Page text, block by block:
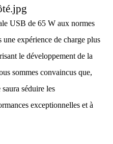
USB de 65 W aux normes
expérience de charge plus
le développement de la
sommes convaincus que,
séduire les
exceptionnelles et à